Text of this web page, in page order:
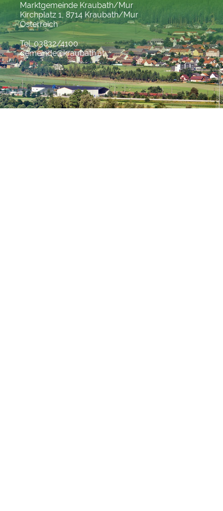
Marktgemeinde Kraubath/Mur
Kirchplatz 1, 8714 Kraubath/Mur
Österreich
Tel. 03832/4100
gemeinde@kraubath.at